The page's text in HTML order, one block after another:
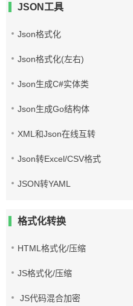
JSON工具
Json格式化
Json格式化(左右)
Json生成C#实体类
Json生成Go结构体
XML和Json在线互转
Json转Excel/CSV格式
JSON转YAML
格式化转换
HTML格式化/压缩
JS格式化/压缩
JS代码混合加密